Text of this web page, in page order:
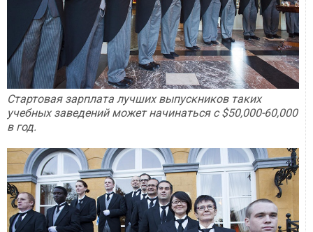
Стартовая зарплата лучших выпускников таких
учебных заведений может начинаться с $50,000-60,000
в год.